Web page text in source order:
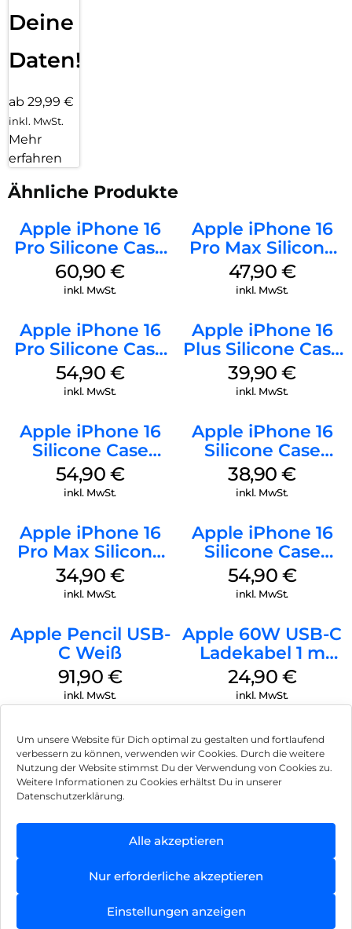
Um unsere Website für Dich optimal zu gestalten und fortlaufend
verbessern zu können, verwenden wir Cookies. Durch die weitere
Nutzung der Website stimmst Du der Verwendung von Cookies zu.
Weitere Informationen zu Cookies erhältst Du in unserer
Datenschutzerklärung.
Alle akzeptieren
Nur erforderliche akzeptieren
Einstellungen anzeigen
Deine
Daten!
ab 29,99 €
inkl. MwSt.
Mehr
erfahren
Ähnliche Produkte
Apple iPhone 16
Pro Silicone Case
MagSafe Stone
Gray
60,90€
inkl. MwSt.
Apple iPhone 16
Pro Max Silicone
Case MagSafe
Black
47,90 €
inkl. MwSt.
Apple iPhone 16
Pro Silicone Case
MagSafe Black
54,90 €
inkl. MwSt.
Apple iPhone 16
Plus Silicone Case
MagSafe Plum
39,90€
inkl. MwSt.
Apple iPhone 16
Silicone Case
MagSafe Black
54,90 €
inkl. MwSt.
Apple iPhone 16
Silicone Case
MagSafe
Ultramarine
38,90€
inkl. MwSt.
Apple iPhone 16
Pro Max Silicone
Case MagSafe
Denim
34,90 €
inkl. MwSt.
Apple iPhone 16
Silicone Case
MagSafe Lake
Green
54,90 €
inkl. MwSt.
Apple Pencil USB-
C Weiß
91,90 €
inkl. MwSt.
Apple 60W USB-C
Ladekabel 1 m
Weiß
24,90 €
inkl. MwSt.
Impressum
Hinweis zur Batterieentsorgung
Newsletter